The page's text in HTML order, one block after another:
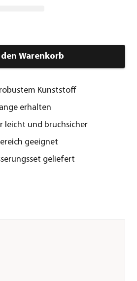
den Warenkorb
Kunststoff
erhalten
leicht und bruchsicher
geeignet
geliefert